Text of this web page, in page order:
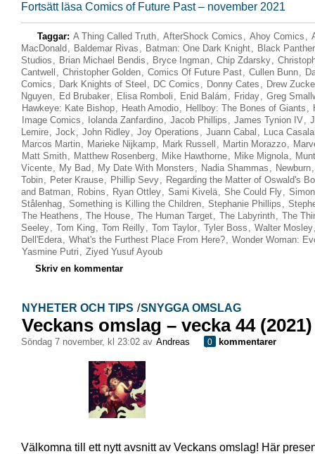
Fortsätt läsa Comics of Future Past – november 2021
Taggar: A Thing Called Truth, AfterShock Comics , Ahoy Comics ,
MacDonald , Baldemar Rivas , Batman: One Dark Knight, Black Panther
Studios , Brian Michael Bendis , Bryce Ingman, Chip Zdarsky,
Cantwell , Christopher Golden, Comics Of Future Past, Cullen Bunn,
Comics , Dark Knights of Steel , DC Comics , Donny Cates , Drew
Nguyen, Ed Brubaker, Elisa Romboli , Enid Balám , Friday, Greg
Hawkeye: Kate Bishop, Heath Amodio, Hellboy: The Bones of Giants ,
Image Comics , Iolanda Zanfardino, Jacob Phillips , James Tynion IV,
Lemire, Jock, John Ridley, Joy Operations , Juann Cabal , Luca
Marcos Martin, Marieke Nijkamp, Mark Russell , Martin Morazzo,
Matt Smith, Matthew Rosenberg, Mike Hawthorne, Mike Mignola,
Vicente, My Bad , My Date With Monsters , Nadia Shammas , Newburn
Tobin, Peter Krause, Phillip Sevy, Regarding the Matter of Oswald's
and Batman, Robins , Ryan Ottley, Sami Kivelä, She Could Fly, Simon
Stålenhag, Something is Killing the Children, Stephanie Phillips ,
The Heathens , The House, The Human Target, The Labyrinth, The
Seeley, Tom King, Tom Reilly, Tom Taylor, Tyler Boss , Walter Mosley
Dell'Edera, What's the Furthest Place From Here?, Wonder Woman:
Yasmine Putri , Ziyed Yusuf Ayoub
Skriv en kommentar
NYHETER OCH TIPS /SNYGGA OMSLAG
Veckans omslag – vecka 44 (2021)
söndag 7 november, kl 23:02 av Andreas 0 kommentarer
Välkomna till ett nytt avsnitt av Veckans omslag! Här